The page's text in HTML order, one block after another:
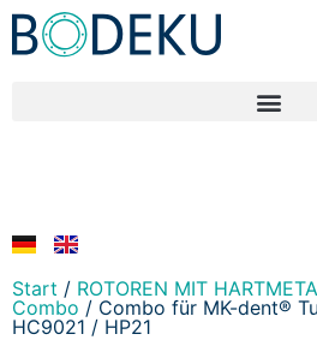
Start / ROTOREN MIT
Combo / Combo für MK-dent®
HC9021 / HP21